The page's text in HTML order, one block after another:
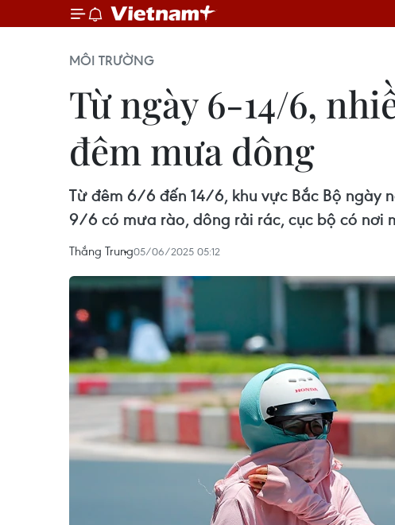
MÔI TRƯỜNG
Từ ngày 6-14/6,
đêm mưa dông
Từ đêm 6/6 đến 14/6, khu vực Bắc Bộ ngày
9/6 có mưa rào, dông rải rác, cục bộ có nơi
Thắng Trung05/06/2025 05:12